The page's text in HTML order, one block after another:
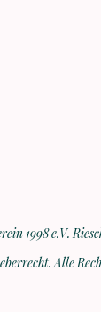
1998 e.V.
Alle